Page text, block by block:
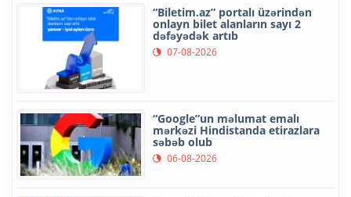
“Biletim.az” portalı üzərindən
onlayn bilet alanların sayı 2
dəfəyədək artıb
07-08-2026
“Google”un məlumat emalı
mərkəzi Hindistanda etirazlara
səbəb olub
06-08-2026